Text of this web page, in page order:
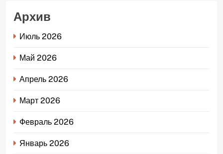
Архив
Июль 2026
Май 2026
Апрель 2026
Март 2026
Февраль 2026
Январь 2026